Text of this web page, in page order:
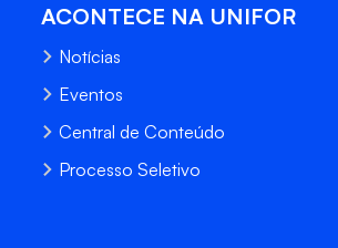
ACONTECE NA UNIFOR
Notícias
Eventos
Central de Conteúdo
Processo Seletivo